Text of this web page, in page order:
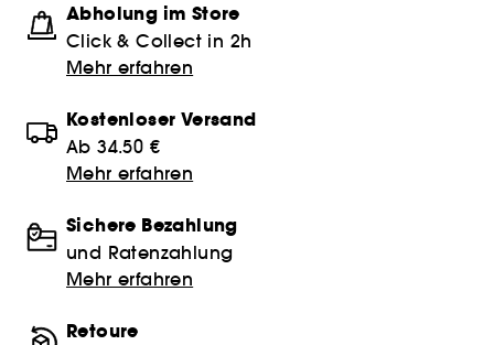
Abholung im Store
Click & Collect in 2h
Mehr erfahren
Kostenloser Versand
Ab 34.50 €
Mehr erfahren
Sichere Bezahlung
und Ratenzahlung
Mehr erfahren
Retoure